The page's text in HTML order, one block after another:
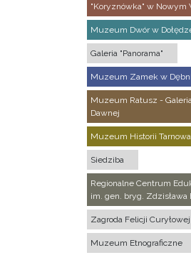
"Koryznówka" w Nowym
Muzeum Dwór w
Galeria "Panorama"
Muzeum Zamek w
Muzeum Ratusz -
Dawnej
Muzeum Historii
Siedziba
Regionalne Centrum
im. gen. bryg. Zdzisława
Zagroda Felicji
Muzeum Etnograficzne